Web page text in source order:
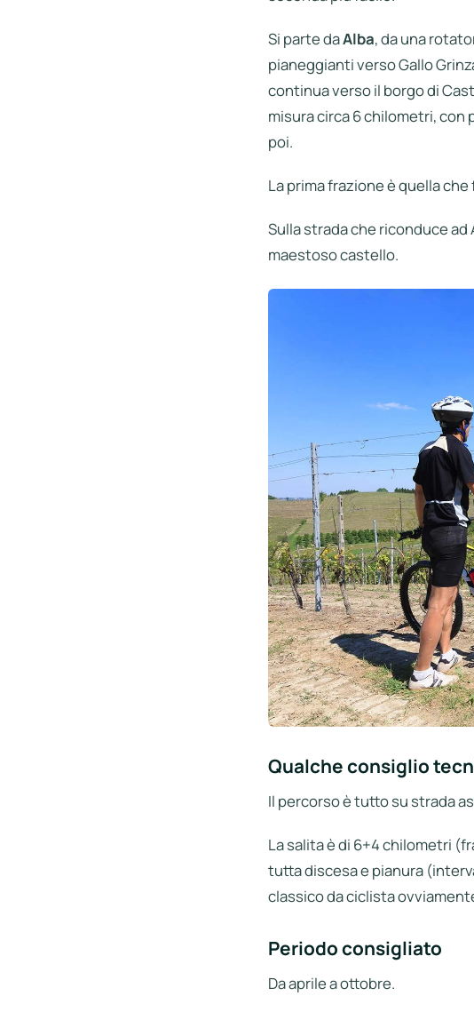
Si parte daAlba, da una
pianeggianti verso Gallo
continua verso il borgo di
misura circa 6 chilometri, con
poi.
La prima frazione è quella
Sulla strada che riconduce ad
maestoso castello.
Qualche consiglio
Il percorso è tutto su strada
La salita è di 6+4 chilometri
tutta discesa e pianura
classico da ciclista
Periodo consigliato
Da aprile a ottobre.